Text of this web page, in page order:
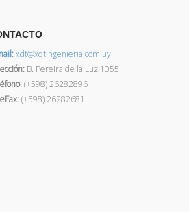
xdt@xdtingenieria.com.uy
: B. Pereira de la Luz 1055
(+598) 26282896
(+598) 26282681